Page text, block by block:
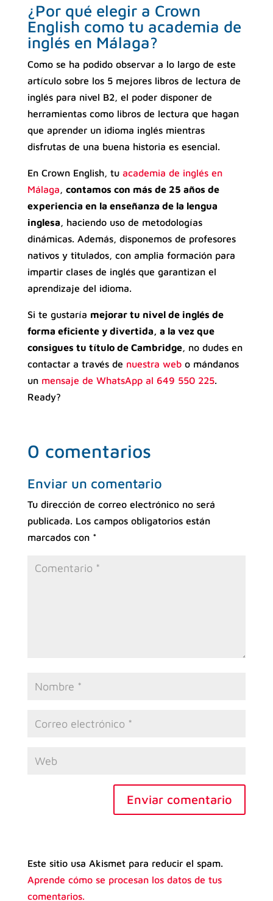
¿Por qué elegir a Crown
English como tu academia de
inglés en Málaga?
Como se ha podido observar a lo largo de este
artículo sobre los 5 mejores libros de lectura de
inglés para nivel B2, el poder disponer de
herramientas como libros de lectura que hagan
que aprender un idioma inglés mientras
disfrutas de una buena historia es esencial.
En Crown English, tu academia de inglés en
Málaga, contamos con más de 25 años de
experiencia en la enseñanza de la lengua
inglesa, haciendo uso de metodologías
dinámicas. Además, disponemos de profesores
nativos y titulados, con amplia formación para
impartir clases de inglés que garantizan el
aprendizaje del idioma.
Si te gustaría mejorar tu nivel de inglés de
forma eficiente y divertida, a la vez que
consigues tu título de Cambridge, no dudes en
contactar a través de nuestra webo mándanos
un mensaje de WhatsApp al 649 550 225.
Ready?
0 comentarios
Enviar un comentario
Tu dirección de correo electrónico no será
publicada. Los campos obligatorios están
marcados con *
Enviar comentario
Este sitio usa Akismet para reducir el spam.
Aprende cómo se procesan los datos de tus
comentarios.